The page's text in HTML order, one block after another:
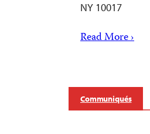
NY 10017
Read More ›
Communiqués